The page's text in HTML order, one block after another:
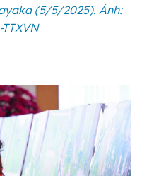
(5/5/2025). Ảnh: